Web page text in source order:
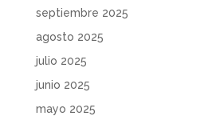
septiembre 2025
agosto 2025
julio 2025
junio 2025
mayo 2025